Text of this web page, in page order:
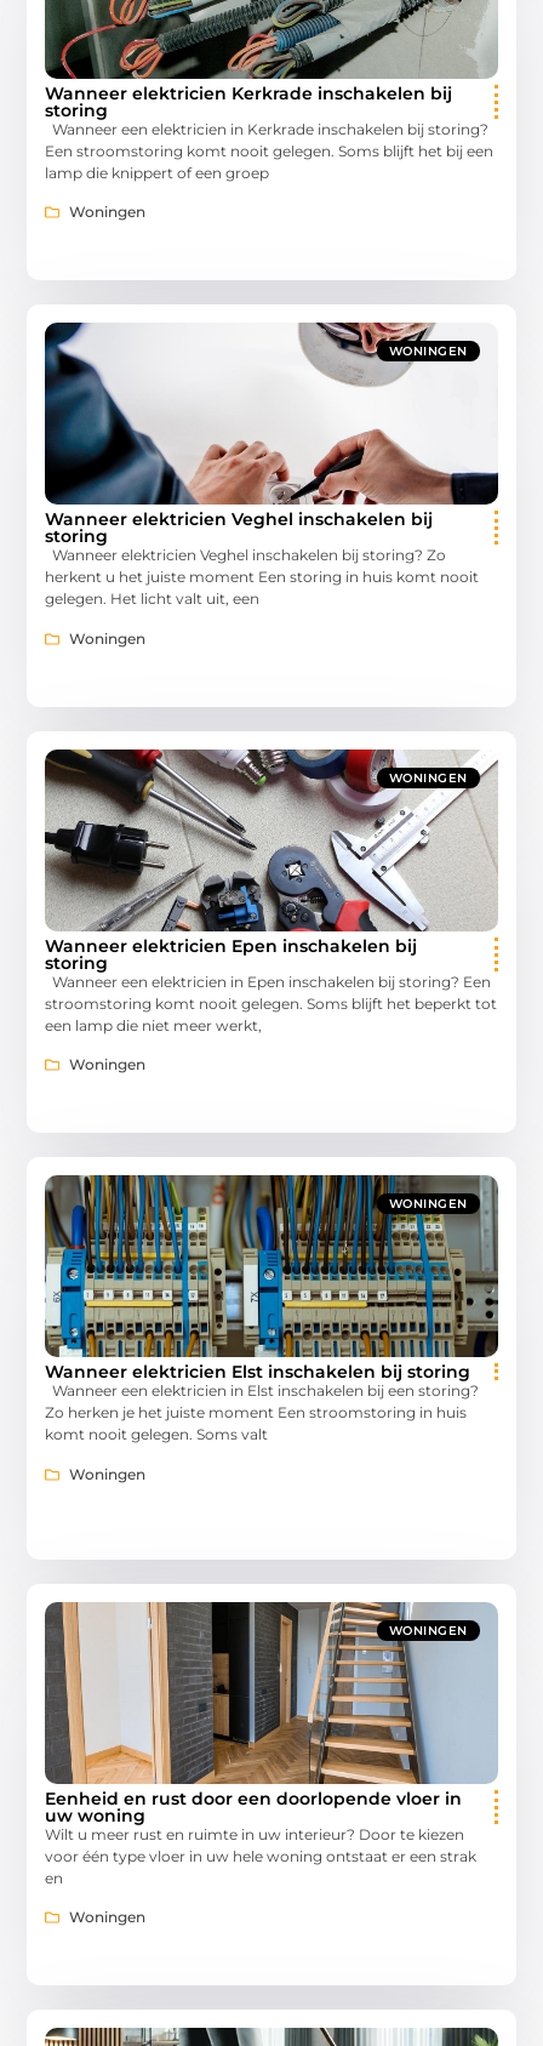
Wanneer elektricien Kerkrade inschakelen bij
storing
Wanneer een elektricien in Kerkrade inschakelen bij storing?
Een stroomstoring komt nooit gelegen. Soms blijft het bij een
lamp die knippert of een groep
Woningen
WONINGEN
Wanneer elektricien Veghel inschakelen bij
storing
Wanneer elektricien Veghel inschakelen bij storing? Zo
herkent u het juiste moment Een storing in huis komt nooit
gelegen. Het licht valt uit, een
Woningen
WONINGEN
Wanneer elektricien Epen inschakelen bij
storing
Wanneer een elektricien in Epen inschakelen bij storing? Een
stroomstoring komt nooit gelegen. Soms blijft het beperkt tot
een lamp die niet meer werkt,
Woningen
WONINGEN
Wanneer elektricien Elst inschakelen bij storing
Wanneer een elektricien in Elst inschakelen bij een storing?
Zo herken je het juiste moment Een stroomstoring in huis
komt nooit gelegen. Soms valt
Woningen
WONINGEN
Eenheid en rust door een doorlopende vloer in
uw woning
Wilt u meer rust en ruimte in uw interieur? Door te kiezen
voor één type vloer in uw hele woning ontstaat er een strak
en
Woningen